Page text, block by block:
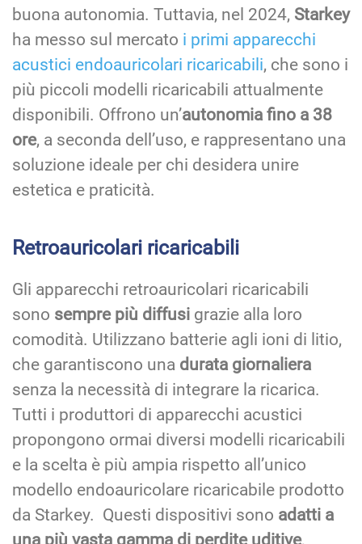
buona autonomia. Tuttavia, nel 2024, Starkey
ha messo sul mercato i primi apparecchi
acustici endoauricolari ricaricabili, che sono i
più piccoli modelli ricaricabili attualmente
disponibili. Offrono un’autonomia fino a 38
ore, a seconda dell’uso, e rappresentano una
soluzione ideale per chi desidera unire
estetica e praticità.
Retroauricolari ricaricabili
Gli apparecchi retroauricolari ricaricabili
sono sempre più diffusi grazie alla loro
comodità. Utilizzano batterie agli ioni di litio,
che garantiscono una durata giornaliera
senza la necessità di integrare la ricarica.
Tutti i produttori di apparecchi acustici
propongono ormai diversi modelli ricaricabili
e la scelta è più ampia rispetto all’unico
modello endoauricolare ricaricabile prodotto
da Starkey. Questi dispositivi sono adatti a
una più vasta gamma di perdite uditive,